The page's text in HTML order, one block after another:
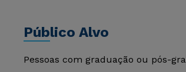
Público Alvo
Pessoas com graduação ou pós-